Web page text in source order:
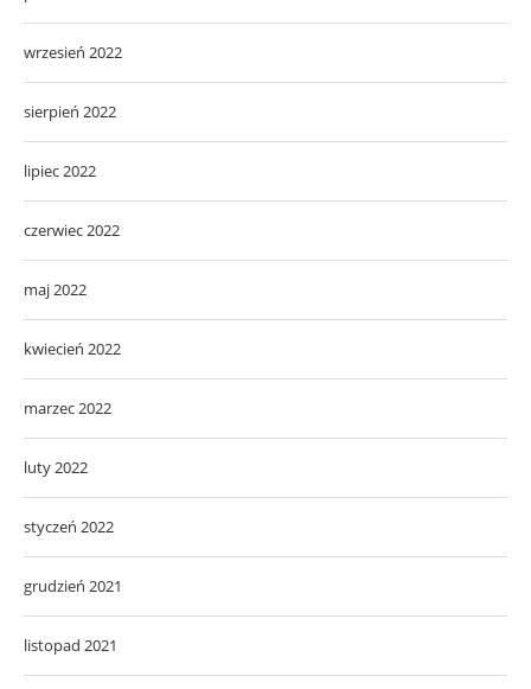
wrzesień 2022
sierpień 2022
lipiec 2022
czerwiec 2022
maj 2022
kwiecień 2022
marzec 2022
luty 2022
styczeń 2022
grudzień 2021
listopad 2021